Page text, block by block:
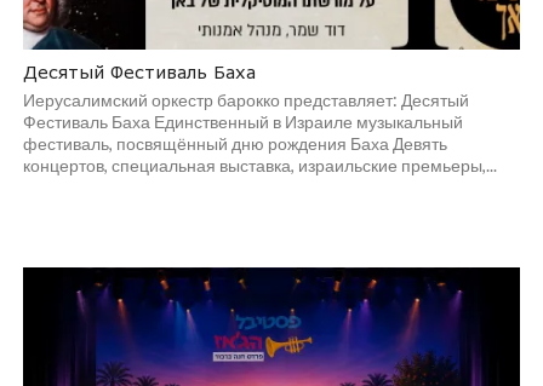
Десятый Фестиваль Баха
Иерусалимский оркестр барокко представляет: Десятый
Фестиваль Баха Единственный в Израиле музыкальный
фестиваль, посвящённый дню рождения Баха Девять
концертов, специальная выставка, израильские премьеры,...